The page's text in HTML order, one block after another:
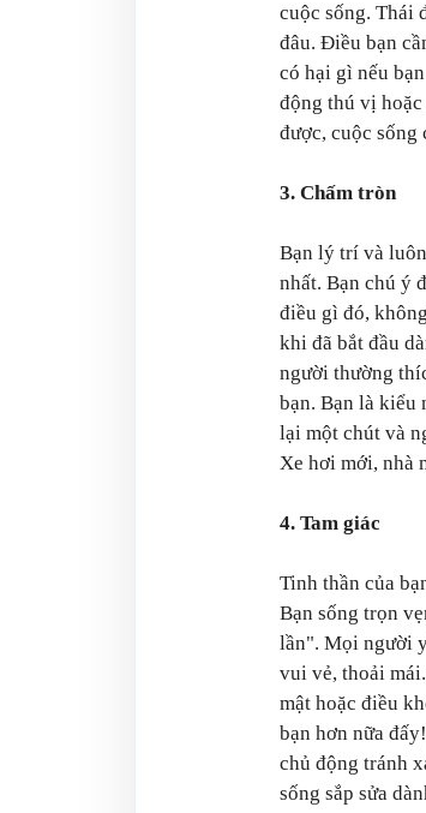
cuộc sống. Thái
đâu. Điều bạn
có hại gì nếu
động thú vị
được, cuộc sống
3. Chấm tròn
Bạn lý trí và
nhất. Bạn chú ý
điều gì đó,
khi đã bắt đầu
người thường
bạn. Bạn là kiểu
lại một chút và
Xe hơi mới, nhà
4. Tam giác
Tinh thần của
Bạn sống trọn
lần". Mọi người
vui vẻ, thoải
mật hoặc điều
bạn hơn nữa
chủ động tránh
sống sắp sửa